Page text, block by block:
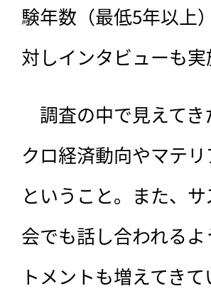
験年数（最低5年以上
対しインタビューも実
調査の中で見えてき
クロ経済動向やマテ
ということ。また、
会でも話し合われる
トメントも増えてきて